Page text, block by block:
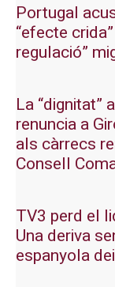
Portugal
“efecte
regulació”
La “dignitat”
renuncia a
als càrrecs
Consell
TV3 perd el
Una deriva
espanyola